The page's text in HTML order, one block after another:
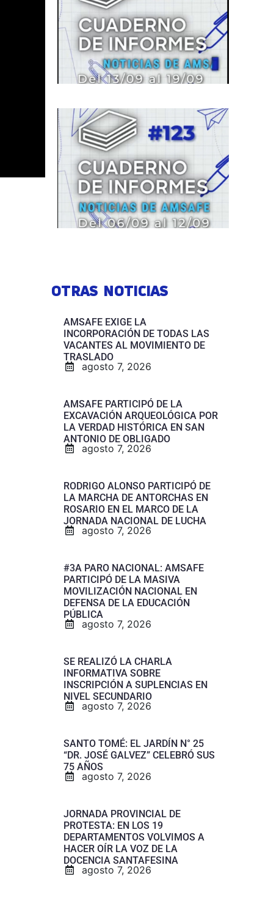
OTRAS NOTICIAS
AMSAFE EXIGE LA
INCORPORACIÓN DE TODAS LAS
VACANTES AL MOVIMIENTO DE
TRASLADO
agosto 7, 2026
AMSAFE PARTICIPÓ DE LA
EXCAVACIÓN ARQUEOLÓGICA POR
LA VERDAD HISTÓRICA EN SAN
ANTONIO DE OBLIGADO
agosto 7, 2026
RODRIGO ALONSO PARTICIPÓ DE
LA MARCHA DE ANTORCHAS EN
ROSARIO EN EL MARCO DE LA
JORNADA NACIONAL DE LUCHA
agosto 7, 2026
#3A PARO NACIONAL: AMSAFE
PARTICIPÓ DE LA MASIVA
MOVILIZACIÓN NACIONAL EN
DEFENSA DE LA EDUCACIÓN
PÚBLICA
agosto 7, 2026
SE REALIZÓ LA CHARLA
INFORMATIVA SOBRE
INSCRIPCIÓN A SUPLENCIAS EN
NIVEL SECUNDARIO
agosto 7, 2026
SANTO TOMÉ: EL JARDÍN N° 25
“DR. JOSÉ GALVEZ” CELEBRÓ SUS
75 AÑOS
agosto 7, 2026
JORNADA PROVINCIAL DE
PROTESTA: EN LOS 19
DEPARTAMENTOS VOLVIMOS A
HACER OÍR LA VOZ DE LA
DOCENCIA SANTAFESINA
agosto 7, 2026